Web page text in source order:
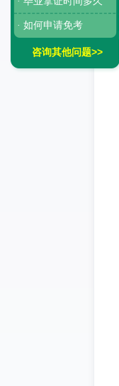
· 如何申请免考
咨询其他问题>>